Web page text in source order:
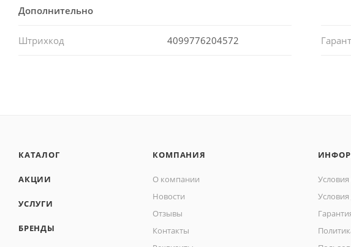
Дополнительно
Штрихкод 4099776204572
КАТАЛОГ
АКЦИИ
УСЛУГИ
БРЕНДЫ
КОМПАНИЯ
О компании
Новости
Отзывы
Контакты
Условия